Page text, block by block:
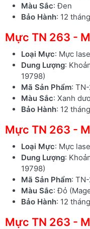
Màu Sắc: Đen
Bảo Hành: 12 tháng
Mực TN 263 -
Loại Mực: Mực
Dung Lượng:
19798)
Mã Sản Phẩm:
Màu Sắc: Xanh
Bảo Hành: 12 tháng
Mực TN 263 -
Loại Mực: Mực
Dung Lượng:
19798)
Mã Sản Phẩm:
Màu Sắc: Đỏ
Bảo Hành: 12 tháng
Mực TN 263 -